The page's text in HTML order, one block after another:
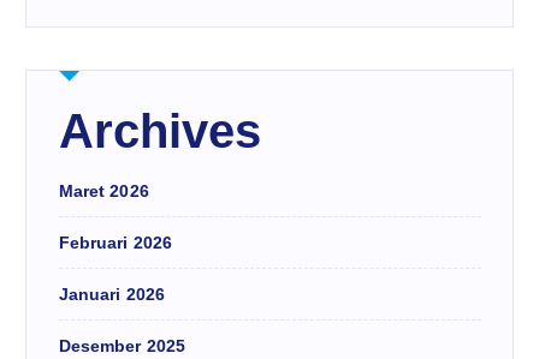
Archives
Maret 2026
Februari 2026
Januari 2026
Desember 2025